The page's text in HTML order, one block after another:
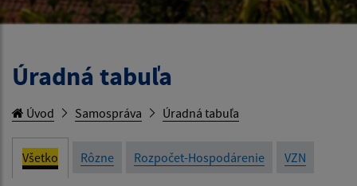
Úradná tabuľa
Úvod Samospráva Úradná tabuľa
Všetko Rôzne Rozpočet-Hospodárenie VZN